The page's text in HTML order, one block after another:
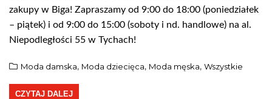
zakupy w Biga! Zapraszamy od 9:00 do 18:00 (poniedziałek
– piątek) i od 9:00 do 15:00 (soboty i nd. handlowe) na al.
Niepodległości 55 w Tychach!
Moda damska, Moda dziecięca, Moda męska, Wszystkie
CZYTAJ DALEJ